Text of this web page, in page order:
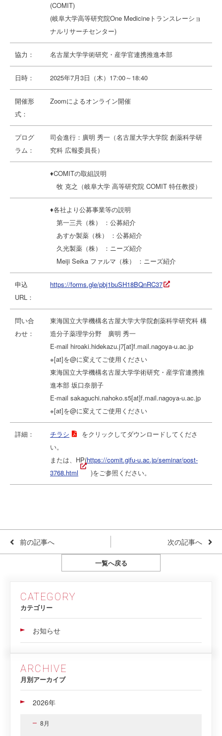
(COMIT)
(岐阜大学高等研究院One Medicineトランスレーショ
ナルリサーチセンター)
協力： 名古屋大学学術研究・産学官連携推進本部
日時： 2025年7月3日（木）17:00～18:40
開催形
式：
Zoomによるオンライン開催
プログ
ラム：
司会進行：廣明 秀一（名古屋大学大学院 創薬科学研
究科 広報委員長）
♦COMITの取組説明
牧 克之（岐阜大学 高等研究院 COMIT 特任教授）
♦各社より公募事業等の説明
第一三共（株） ：公募紹介
あすか製薬（株） ：公募紹介
久光製薬（株） ：ニーズ紹介
Meiji Seika ファルマ（株） ：ニーズ紹介
申込
URL：
https://forms.gle/pbj1buSH18BQnRC37
問い合
わせ：
東海国立大学機構名古屋大学大学院創薬科学研究科 構
造分子薬理学分野 廣明 秀一
E-mail hiroaki.hidekazu.j7[at]f.mail.nagoya-u.ac.jp
※[at]を@に変えてご使用ください
東海国立大学機構名古屋大学学術研究・産学官連携推
進本部 坂口奈朋子
E-mail sakaguchi.nahoko.s5[at]f.mail.nagoya-u.ac.jp
※[at]を@に変えてご使用ください
詳細： チラシ
をクリックしてダウンロードしてくださ
い。
または、HP(https://comit.gifu-u.ac.jp/seminar/post-
3768.html
)をご参照ください。
前の記事へ 次の記事へ
一覧へ戻る
CATEGORY
カテゴリー
お知らせ
ARCHIVE
月別アーカイブ
2026年
8月